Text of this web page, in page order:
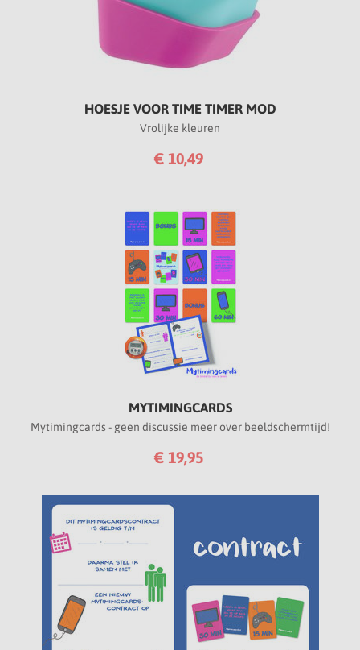
HOESJE VOOR TIME TIMER MOD
Vrolijke kleuren
€ 10,49
MYTIMINGCARDS
Mytimingcards - geen discussie meer over beeldschermtijd!
€ 19,95